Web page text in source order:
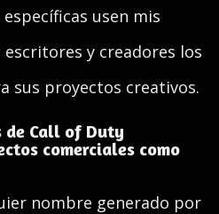
usen mis
y creadores los
sus proyectos creativos.
de Call of Duty
comerciales como
nombre generado por